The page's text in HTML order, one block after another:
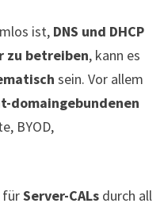
ist, DNS und DHCP
zu betreiben, kann es
sein. Vor allem
domaingebundenen
BYOD,
fürServer-CALsdurch all